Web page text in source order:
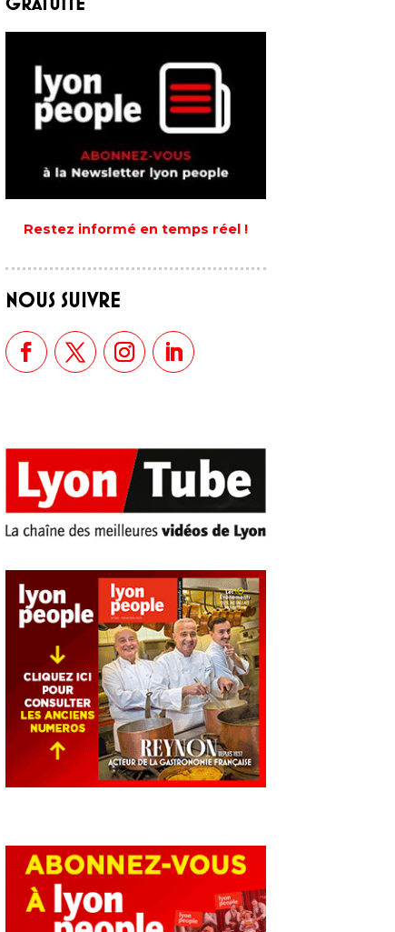
Restez informé en temps réel !
NOUS SUIVRE